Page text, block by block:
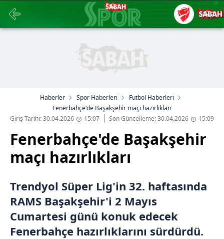
Haberler Spor Haberleri
Futbol Haberleri
Fenerbahçe'de Başakşehir maçı hazırlıkları
Giriş Tarihi: 30.04.2026
15:07 Son Güncelleme: 30.04.2026 15:09
Fenerbahçe'de Başakşehir
maçı hazırlıkları
Trendyol Süper Lig'in 32. haftasında
RAMS Başakşehir'i 2 Mayıs
Cumartesi günü konuk edecek
Fenerbahçe hazırlıklarını sürdürdü.